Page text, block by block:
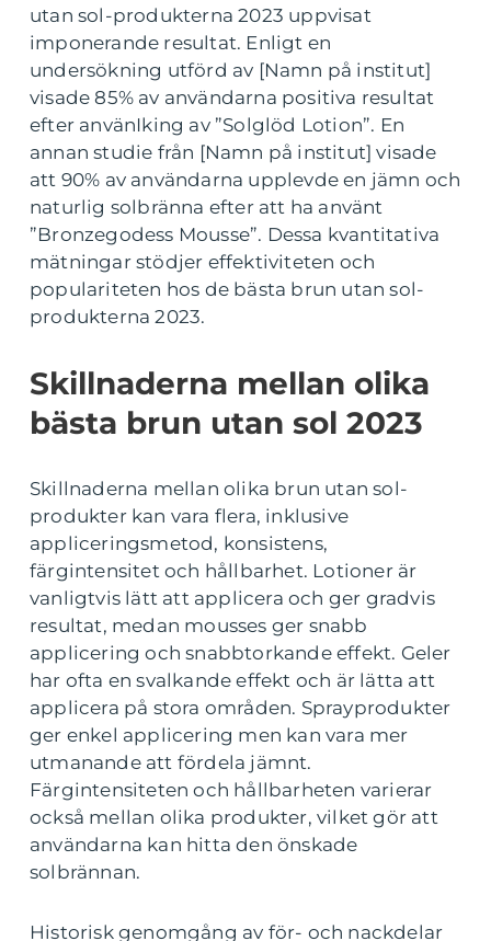
utan sol-produkterna 2023 uppvisat
imponerande resultat. Enligt en
undersökning utförd av [Namn på institut]
visade 85% av användarna positiva resultat
efter använIking av ”Solglöd Lotion”. En
annan studie från [Namn på institut] visade
att 90% av användarna upplevde en jämn och
naturlig solbränna efter att ha använt
”Bronzegodess Mousse”. Dessa kvantitativa
mätningar stödjer effektiviteten och
populariteten hos de bästa brun utan sol-
produkterna 2023.
Skillnaderna mellan olika
bästa brun utan sol 2023
Skillnaderna mellan olika brun utan sol-
produkter kan vara flera, inklusive
appliceringsmetod, konsistens,
färgintensitet och hållbarhet. Lotioner är
vanligtvis lätt att applicera och ger gradvis
resultat, medan mousses ger snabb
applicering och snabbtorkande effekt. Geler
har ofta en svalkande effekt och är lätta att
applicera på stora områden. Sprayprodukter
ger enkel applicering men kan vara mer
utmanande att fördela jämnt.
Färgintensiteten och hållbarheten varierar
också mellan olika produkter, vilket gör att
användarna kan hitta den önskade
solbrännan.
Historisk genomgång av för- och nackdelar